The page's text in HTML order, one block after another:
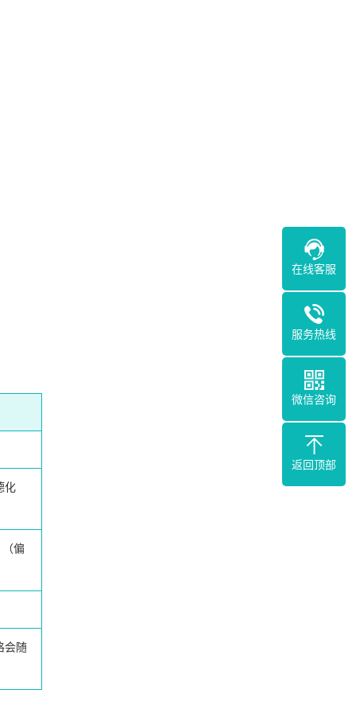
化
（偏
会随
在线客服
服务热线
微信咨询
返回顶部